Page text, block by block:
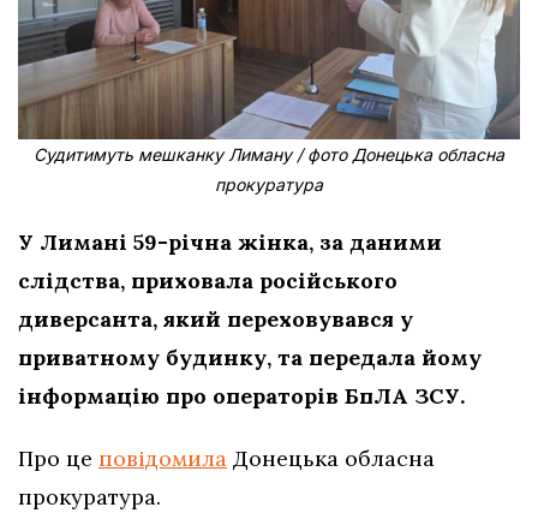
Судитимуть мешканку Лиману / фото Донецька обласна
прокуратура
У Лимані 59-річна жінка, за даними
слідства, приховала російського
диверсанта, який переховувався у
приватному будинку, та передала йому
інформацію про операторів БпЛА ЗСУ.
Про це повідомила Донецька обласна
прокуратура.